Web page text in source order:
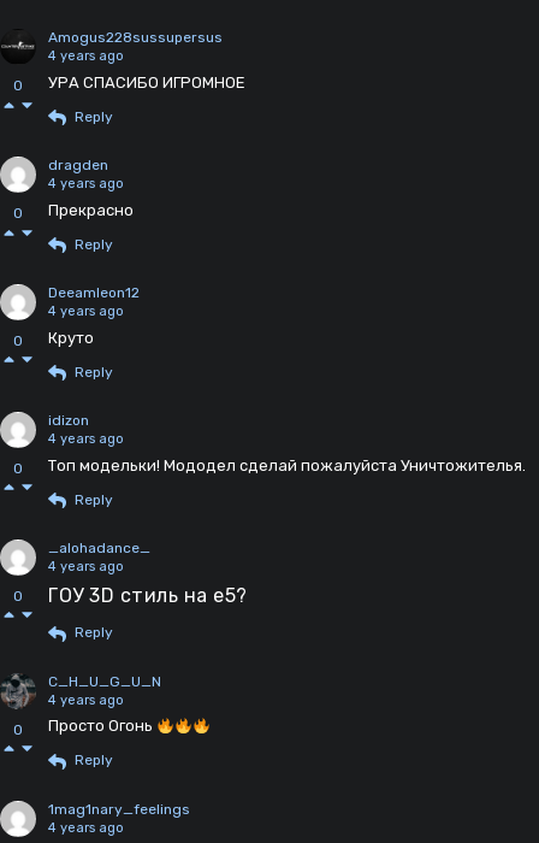
0
Amogus228sussupersus
4 years ago
УРА СПАСИБО ИГРОМНОЕ
Reply
0
dragden
4 years ago
Прекрасно
Reply
0
Deeamleon12
4 years ago
Круто
Reply
0
idizon
4 years ago
Топ модельки! Мододел сделай пожалуйста Уничтожителья.
Reply
0
_alohadance_
4 years ago
ГОУ 3D стиль на е5?
Reply
0
C_H_U_G_U_N
4 years ago
Просто Огонь
Reply
1mag1nary_feelings
4 years ago